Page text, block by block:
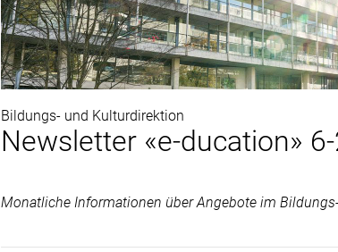
Bildungs- und Kulturdirektion
Newsletter «e-ducation»
Monatliche Informationen über Angebote im